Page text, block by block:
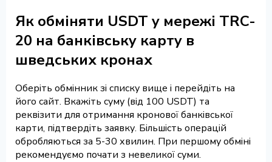
Як обміняти USDT у мережі TRC-
20 на банківську карту в
шведських кронах
Оберіть обмінник зі списку вище і перейдіть на
його сайт. Вкажіть суму (від 100 USDT) та
реквізити для отримання кронової банківської
карти, підтвердіть заявку. Більшість операцій
обробляються за 5-30 хвилин. При першому обміні
рекомендуємо почати з невеликої суми.